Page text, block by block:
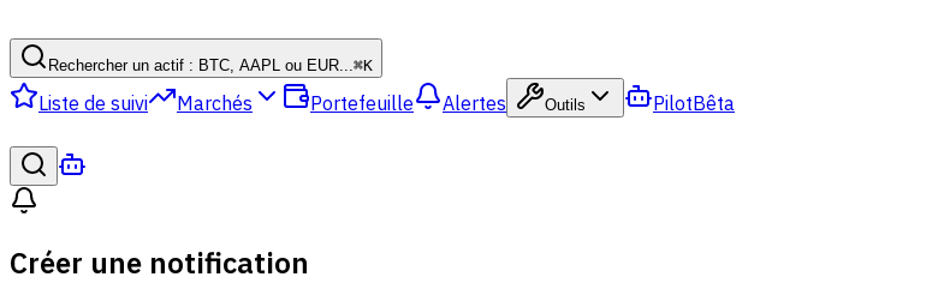
Rechercher un actif : BTC, AAPL ou EUR...⌘K
Liste de suivi Marchés Portefeuille Alertes Outils PilotBêta
Créer une notification